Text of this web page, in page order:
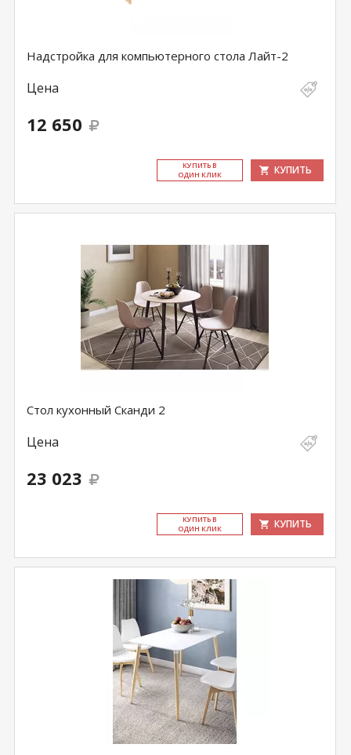
Надстройка для компьютерного стола Лайт-2
Цена
12 650
КУ­ПИТЬ В
ОДИН КЛИК
КУПИТЬ
Стол кухонный Сканди 2
Цена
23 023
КУ­ПИТЬ В
ОДИН КЛИК
КУПИТЬ